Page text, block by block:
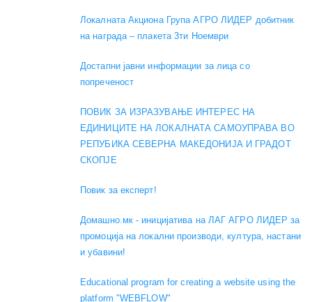
Локалната Акциона Група АГРО ЛИДЕР добитник
на награда – плакета 3ти Ноември
Достапни јавни информации за лица со
попреченост
ПОВИК ЗА ИЗРАЗУВАЊЕ ИНТЕРЕС НА
ЕДИНИЦИТЕ НА ЛОКАЛНАТА САМОУПРАВА ВО
РЕПУБИКА СЕВЕРНА МАКЕДОНИЈА И ГРАДОТ
СКОПЈЕ
Повик за експерт!
Домашно.мк - иницијатива на ЛАГ АГРО ЛИДЕР за
промоција на локални производи, култура, настани
и убавини!
Educational program for creating a website using the
platform "WEBFLOW"